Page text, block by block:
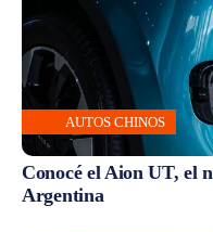
AUTOS CHINOS
Conocé el Aion UT, el
Argentina